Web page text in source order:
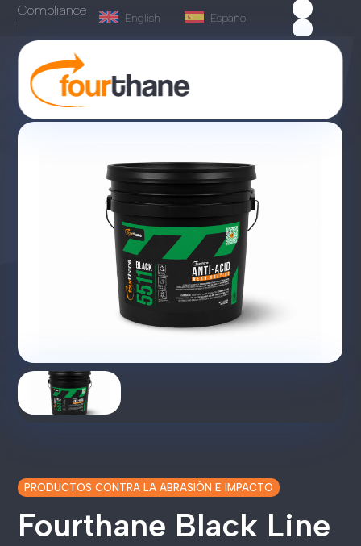
Compliance
|
English Español
PRODUCTOS CONTRA LA ABRASIÓN E IMPACTO
Fourthane Black Line